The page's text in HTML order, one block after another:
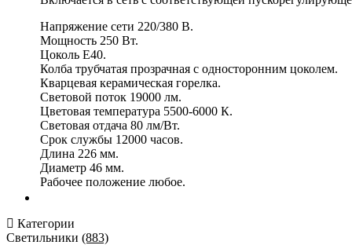
Напряжение сети 220/380 В.
Мощность 250 Вт.
Цоколь Е40.
Колба трубчатая прозрачная с односторонним цоколем.
Кварцевая керамическая горелка.
Световой поток 19000 лм.
Цветовая температура 5500-6000 К.
Световая отдача 80 лм/Вт.
Срок службы 12000 часов.
Длина 226 мм.
Диаметр 46 мм.
Рабочее положение любое.
Категории
Светильники (883)